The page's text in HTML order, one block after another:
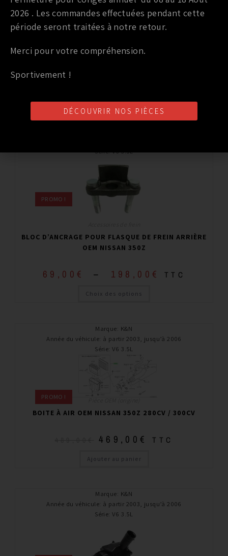
BARRES ANTI ROULIS WHITELINE NISSAN GTR R35
Série:V6 3.5L
PROMO !
BLOC D’ANCRAGE POUR FLASQUE DE FREIN ARRIÈRE
OEM NISSAN 350Z
69,00 € – 198,00 € TTC
Choix des options
Marque: K&N
Année du véhicule: à partir 2003, jusqu’à 2006
Série: V6 3.5L
PROMO !
BOITE À AIR OEM NISSAN 350Z 280CV / 300CV
469,00€ TTC
Ajouter au panier
Marque: K&N
Année du véhicule: à partir 2003, jusqu’à 2006
Série: V6 3.5L
2026 . Les commandes effectuées pendant cette
période seront traitées à notre retour.
Merci pour votre compréhension.
Sportivement !
DÉCOUVRIR NOS PIÈCES